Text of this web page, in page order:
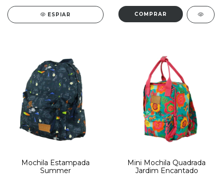
ESPIAR
Mochila Estampada
Summer
Mini Mochila Quadrada
Jardim Encantado